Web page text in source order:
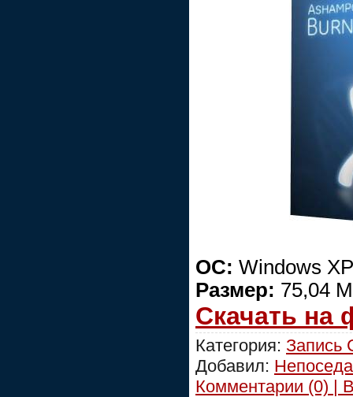
ОС: Windows
Размер: 75,04
Скачать на
Категория: Запись
Добавил: Непоседа
Комментарии (0) |